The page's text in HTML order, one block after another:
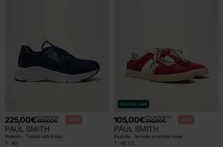
225,00€Prix boutique :
450,00€ -50%
PAUL SMITH
Baskets - Tissage satiné bleu
T : 40
Seconde main
105,00€Prix neuf estimé :
350,00€ -70%
PAUL SMITH
Baskets - Semelle amovible rouge
T : 45 1/2